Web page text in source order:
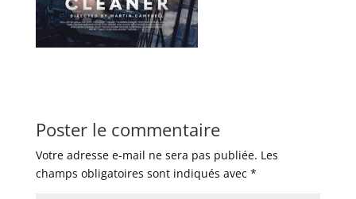
Poster le commentaire
Votre adresse e-mail ne sera pas publiée. Les
champs obligatoires sont indiqués avec *